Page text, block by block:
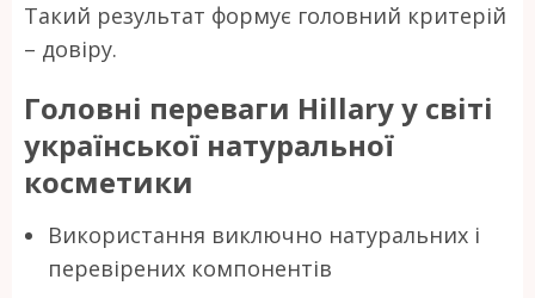
Такий результат формує головний критерій
– довіру.
Головні переваги Hillary у світі
української натуральної
косметики
Використання виключно натуральних і
перевірених компонентів